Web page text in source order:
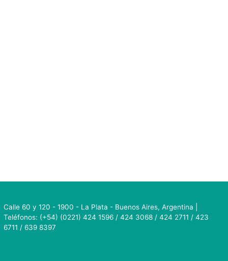
Calle 60 y 120 - 1900 - La Plata - Buenos Aires, Argentina |
Teléfonos: (+54) (0221) 424 1596 / 424 3068 / 424 2711 / 423
6711 / 639 8397